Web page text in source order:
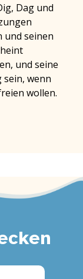
Dag und
und seinen
und seine
sein, wenn
wollen.